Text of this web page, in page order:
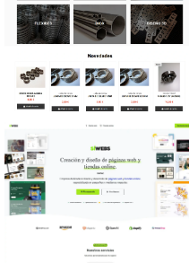
Diseño tienda online Piezas
personalizadas vehículos